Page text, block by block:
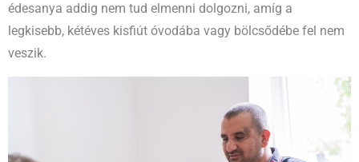
édesanya addig nem tud elmenni dolgozni, amíg a
legkisebb, kétéves kisfiút óvodába vagy bölcsődébe fel nem
veszik.